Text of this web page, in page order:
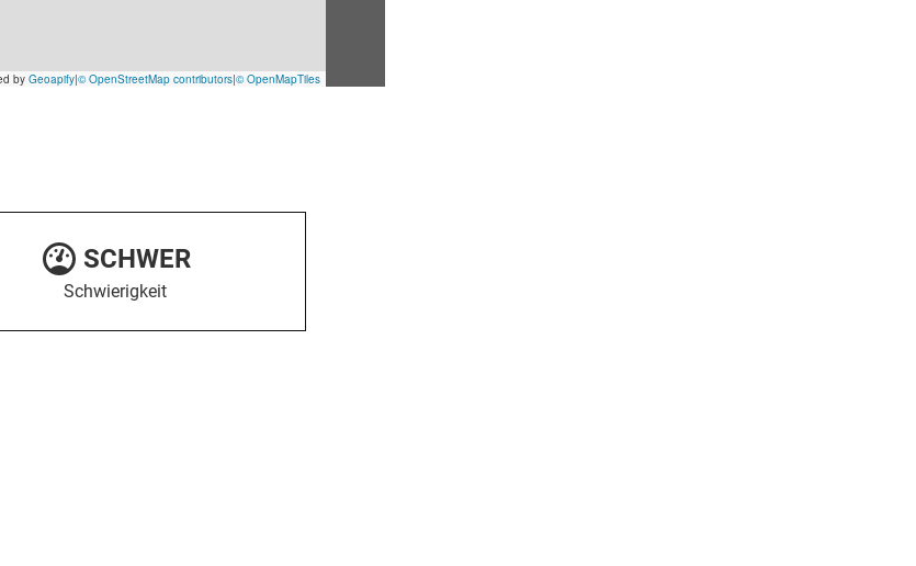
SCHWER
Schwierigkeit